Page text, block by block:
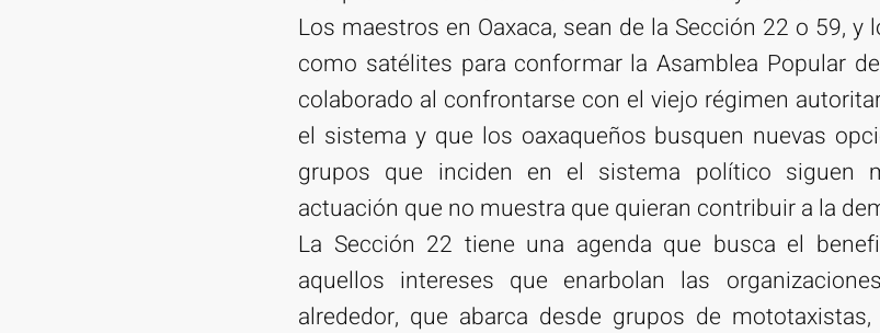
Los maestros en Oaxaca, sean de la Sección 22 o 59,
como satélites para conformar la Asamblea Popular
colaborado al confrontarse con el viejo régimen
el sistema y que los oaxaqueños busquen nuevas
grupos que inciden en el sistema político siguen
actuación que no muestra que quieran contribuir a la
La Sección 22 tiene una agenda que busca el
aquellos intereses que enarbolan las
alrededor, que abarca desde grupos de